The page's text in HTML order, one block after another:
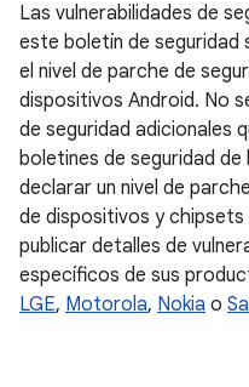
Las vulnerabilidades de
este boletín de
el nivel de parche de
dispositivos Android. No
de seguridad adicionales
boletines de seguridad
declarar un nivel de
de dispositivos y chipsets
publicar detalles de
específicos de sus
LGE, Motorola, Nokia o